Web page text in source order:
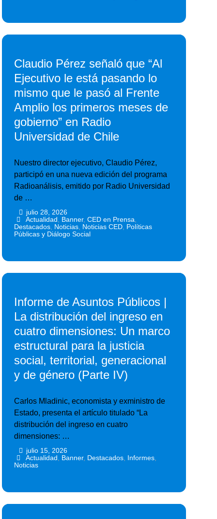
Claudio Pérez señaló que “Al
Ejecutivo le está pasando lo
mismo que le pasó al Frente
Amplio los primeros meses de
gobierno” en Radio
Universidad de Chile
Nuestro director ejecutivo, Claudio Pérez,
participó en una nueva edición del programa
Radioanálisis, emitido por Radio Universidad
de …
julio 28, 2026
Actualidad Banner, CED en Prensa
Destacados Noticias Noticias CED Políticas
Públicas y Diálogo Social
Informe de Asuntos Públicos |
La distribución del ingreso en
cuatro dimensiones: Un marco
estructural para la justicia
social, territorial, generacional
y de género (Parte IV)
Carlos Mladinic, economista y exministro de
Estado, presenta el artículo titulado “La
distribución del ingreso en cuatro
dimensiones: …
julio 15, 2026
Actualidad Banner, Destacados, Informes,
Noticias